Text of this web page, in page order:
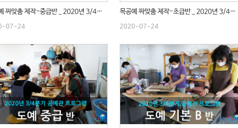
목공예 짜맞춤 제작-중급반 _ 2020년 3/4분기 수업
07-24
목공예 짜맞춤 제작-초급반 _ 2020년 3/4분기 수업
2020-07-24